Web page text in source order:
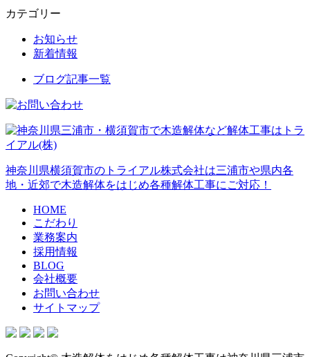
カテゴリー
お知らせ
新着情報
ブログ記事一覧
神奈川県横須賀市のトライアル株式会社は三浦市や県内各
地・近郊で木造解体をはじめ各種解体工事にご対応！
HOME
こだわり
業務案内
採用情報
BLOG
会社概要
お問い合わせ
サイトマップ